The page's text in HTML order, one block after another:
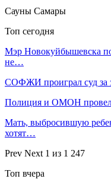
Сауны Самары
Топ сегодня
Мэр Новокуйбышевска
не…
СОФЖИ проиграл суд за
Полиция и ОМОН
Мать, выбросившую
хотят…
Prev Next 1 из 1 247
Топ вчера